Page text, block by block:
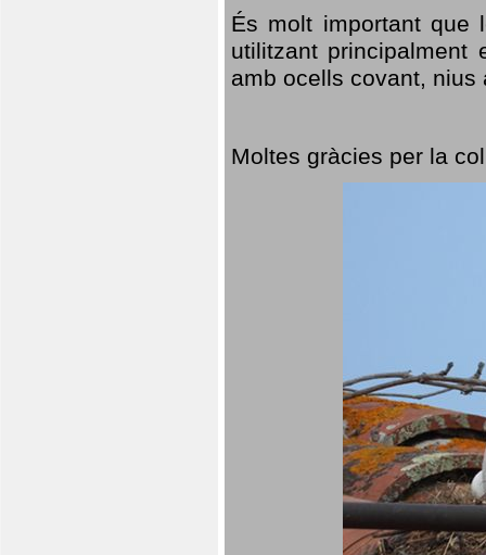
És molt important que
utilitzant
amb ocells covant,
Moltes gràcies per la